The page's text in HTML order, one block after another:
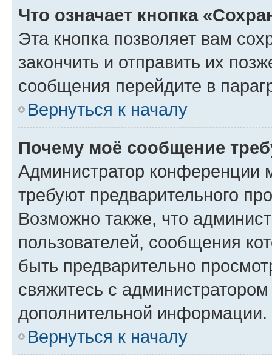
Что означает кнопка
Эта кнопка позволяет вам
закончить и отправить их
сообщения перейдите в
Вернуться к началу
Почему моё сообщение
Администратор конференции
требуют предварительного
Возможно также, что
пользователей, сообщения
быть предварительно
свяжитесь с
дополнительной информации.
Вернуться к началу